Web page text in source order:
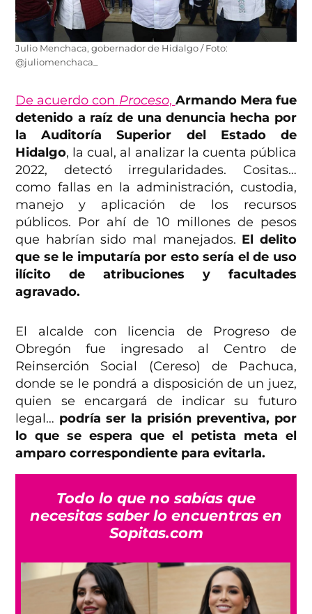
Julio Menchaca, gobernador de Hidalgo / Foto:
@juliomenchaca_
De acuerdo con Proceso, Armando Mera fue
detenido a raíz de una denuncia hecha por
la Auditoría Superior del Estado de
Hidalgo, la cual, al analizar la cuenta pública
2022, detectó irregularidades. Cositas…
como fallas en la administración, custodia,
manejo y aplicación de los recursos
públicos. Por ahí de 10 millones de pesos
que habrían sido mal manejados. El delito
que se le imputaría por esto sería el de uso
ilícito de atribuciones y facultades
agravado.
El alcalde con licencia de Progreso de
Obregón fue ingresado al Centro de
Reinserción Social (Cereso) de Pachuca,
donde se le pondrá a disposición de un juez,
quien se encargará de indicar su futuro
legal… podría ser la prisión preventiva, por
lo que se espera que el petista meta el
amparo correspondiente para evitarla.
Todo lo que no sabías que
necesitas saber lo encuentras en
Sopitas.com